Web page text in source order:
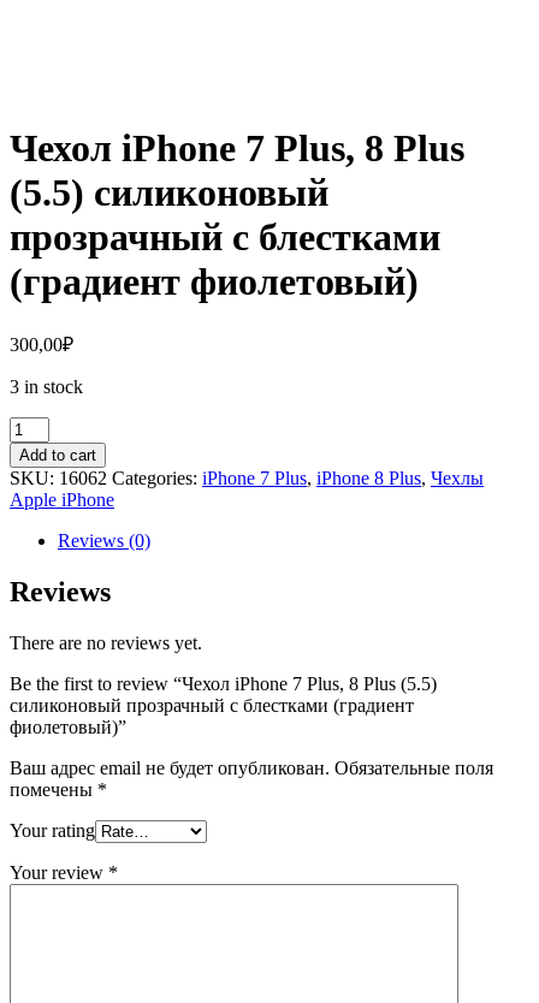
Чехол iPhone 7 Plus, 8 Plus
(5.5) силиконовый
прозрачный с блестками
(градиент фиолетовый)
300,00₽
3 in stock
Чехол
iPhone
7
Plus,
8
Plus
силиконовый
прозрачный
блестками
фиолетовый)
quantity
Add to cart
SKU: 16062 Categories: iPhone 7 Plus, iPhone 8 Plus, Чехлы
Apple iPhone
Reviews (0)
Reviews
There are no reviews yet.
Be the first to review “Чехол iPhone 7 Plus, 8 Plus (5.5)
силиконовый прозрачный с блестками (градиент
фиолетовый)”
Ваш адрес email не будет опубликован. Обязательные поля
помечены *
Your rating
Your review *